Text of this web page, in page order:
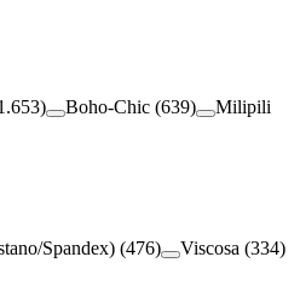
) Boho-Chic (639)
Milipili
Spandex) (476) Viscosa (334)